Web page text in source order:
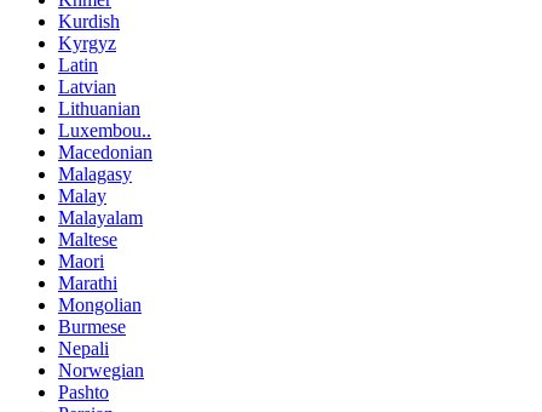
Kurdish
Kyrgyz
Latin
Latvian
Lithuanian
Luxembou..
Macedonian
Malagasy
Malay
Malayalam
Maltese
Maori
Marathi
Mongolian
Burmese
Nepali
Norwegian
Pashto